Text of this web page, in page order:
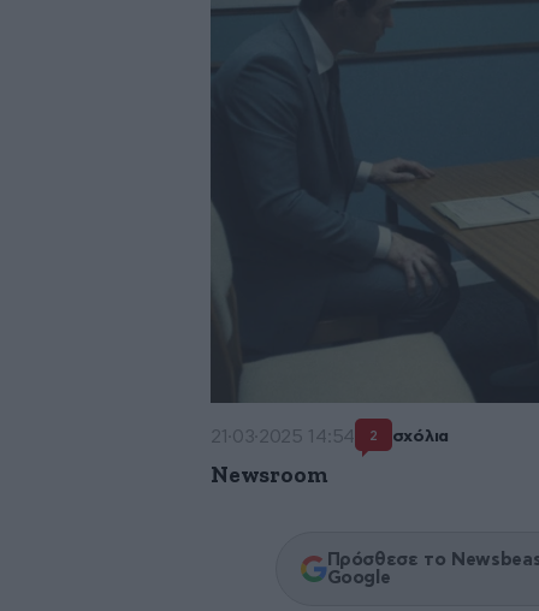
21·03·2025 14:54 2 σχόλια
Newsroom
Πρόσθεσε το
Google